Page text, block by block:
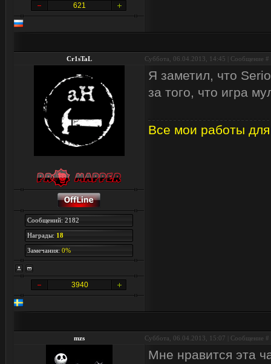
621
Cr1sTaL Суббота, 06.04.2013, 14:45 | Сообщение #
Сообщений: 2182
Награды: 18
Замечания: 0%
3940
Я заметил, что
за того, что игра
Все мои работы
mzs Суббота, 06.04.2013, 15:07 | Сообщение #
Мне нравится эта